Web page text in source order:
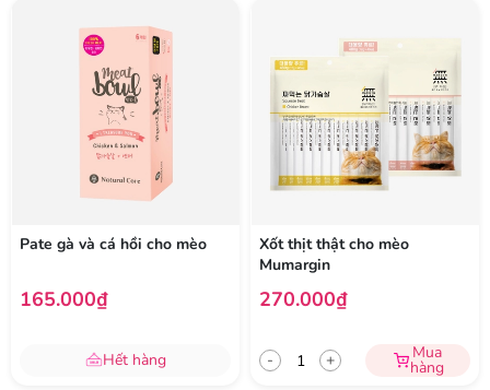
Pate gà và cá hồi cho mèo
165.000₫
Hết hàng
Xốt thịt thật cho mèo
Mumargin
270.000₫
- + Mua
hàng